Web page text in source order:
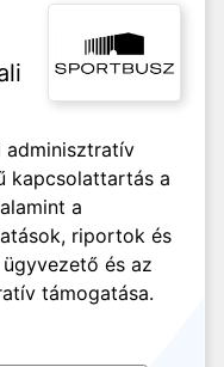
adminisztratív
kapcsolattartás a
a
riportok és
és az
támogatása.